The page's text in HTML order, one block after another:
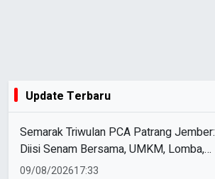
Update Terbaru
Semarak Triwulan PCA Patrang Jember:
Diisi Senam Bersama, UMKM, Lomba,
Pemeriksaan Kesehatan, hingga
09/08/202617:33